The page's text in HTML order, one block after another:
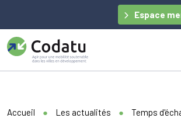
Espace
Accueil ● Les actualités ● Temps
Panneau de gestion des cookies